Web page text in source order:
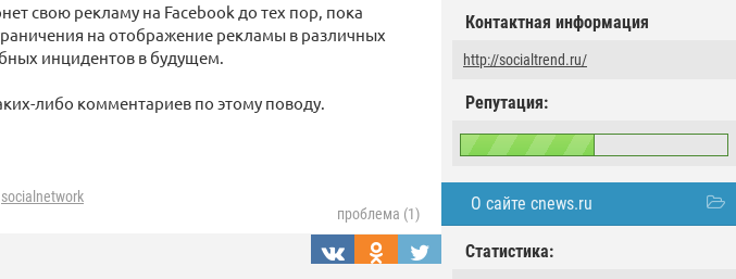
Контактная информация
http://socialtrend.ru/
Репутация:
О сайте cnews.ru
Статистика:
свою рекламу на Facebook до тех пор, пока
на отображение рекламы в различных
инцидентов в будущем.
либо комментариев по этому поводу.
socialnetwork
проблема (1)